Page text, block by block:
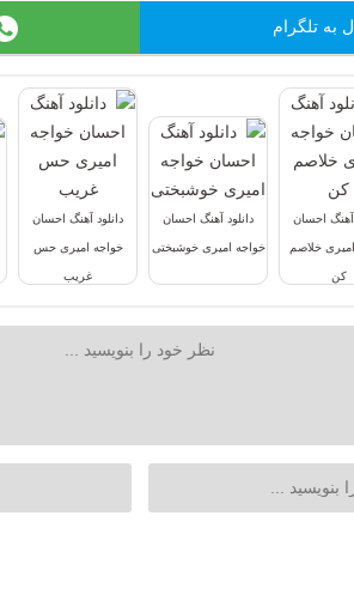
به تلگرام
آهنگ احسان
خلاصم
کن
دانلود آهنگ احسان
خواجه امیری خوشبختی
دانلود آهنگ احسان
خواجه امیری حس
غریب